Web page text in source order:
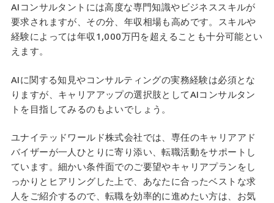
AIコンサルタントには高度な専門知識やビジネススキルが
要求されますが、その分、年収相場も高めです。スキルや
経験によっては年収1,000万円を超えることも十分可能とい
えます。
AIに関する知見やコンサルティングの実務経験は必須とな
りますが、キャリアアップの選択肢としてAIコンサルタン
トを目指してみるのもよいでしょう。
ユナイテッドワールド株式会社では、専任のキャリアアド
バイザーが一人ひとりに寄り添い、転職活動をサポートし
ています。細かい条件面でのご要望やキャリアプランをし
っかりとヒアリングした上で、あなたに合ったベストな求
人をご紹介するので、転職を効率的に進めたい方は、お気